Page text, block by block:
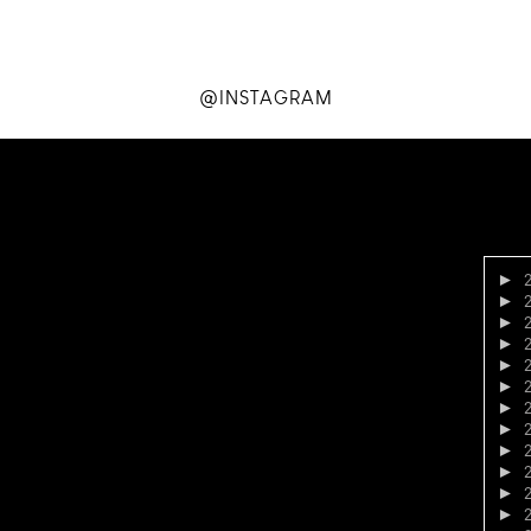
@INSTAGRAM
►
►
►
►
►
►
►
►
►
►
►
►